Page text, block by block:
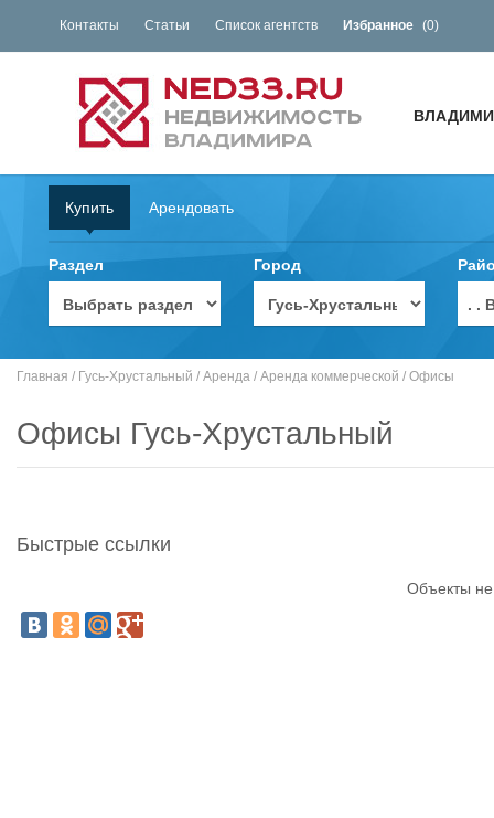
Контакты Статьи Список агентств Избранное (0)
Купить Арендовать
Раздел Город
. .
Главная / Гусь-Хрустальный / Аренда / Аренда коммерческой / Офисы
Офисы Гусь-Хрустальный
Быстрые ссылки
Объекты